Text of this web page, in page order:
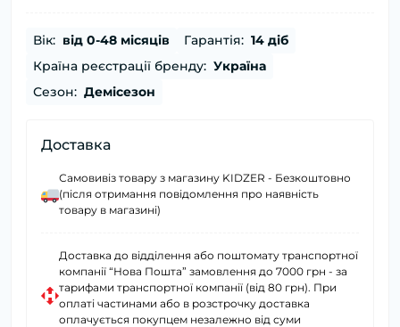
Вік: від 0-48 місяців Гарантія: 14 діб
Країна реєстрації бренду: Україна
Сезон: Демісезон
Доставка
Самовивіз товару з магазину KIDZER - Безкоштовно
(після отримання повідомлення про наявність
товару в магазині)
Доставка до відділення або поштомату транспортної
компанії “Нова Пошта” замовлення до 7000 грн - за
тарифами транспортної компанії (від 80 грн). При
оплаті частинами або в розстрочку доставка
оплачується покупцем незалежно від суми